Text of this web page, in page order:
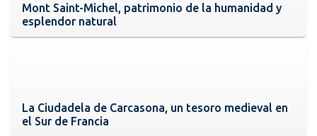
Mont Saint-Michel, patrimonio de la humanidad y
esplendor natural
La Ciudadela de Carcasona, un tesoro medieval en
el Sur de Francia